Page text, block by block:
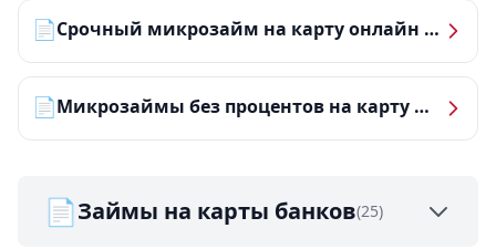
📄 Срочный микрозайм на карту онлайн — получить деньги за 5 минут
📄 Микрозаймы без процентов на карту — ТОП-10 за 2026 год
📄Займы на карты банков(25)